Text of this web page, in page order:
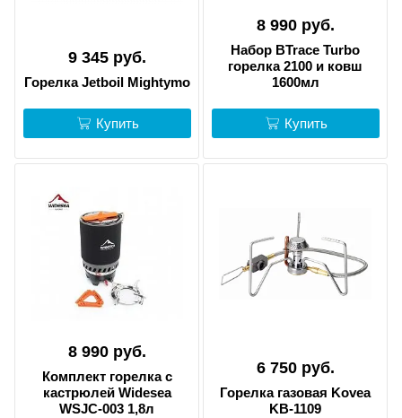
9 345 руб.
Горелка Jetboil Mightymo
Купить
8 990 руб.
Набор BTrace Turbo
горелка 2100 и ковш
1600мл
Купить
8 990 руб.
Комплект горелка с
кастрюлей Widesea
WSJC-003 1,8л
6 750 руб.
Горелка газовая Kovea
KB-1109